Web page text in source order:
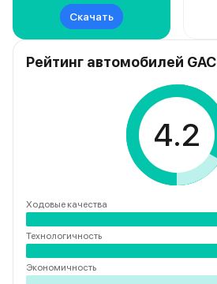
Скачать
Рейтинг автомобилей GAC
4.2
Ходовые качества
Технологичность
Экономичность